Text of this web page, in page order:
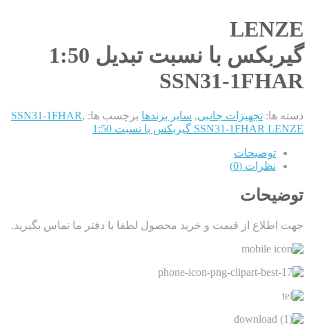
LENZE
گیربکس با نسبت تبدیل 1:50
SSN31-1FHAR
دسته ها: تجهیزات جانبی, سایر برندها برچسب ها: SSN31-1FHAR,
SSN31-1FHAR LENZE گیربکس با نسبت 1:50
توضیحات
نظرات (0)
توضیحات
جهت اطلاع از قیمت و خرید محصول لطفا با دفتر ما تماس بگیرید.